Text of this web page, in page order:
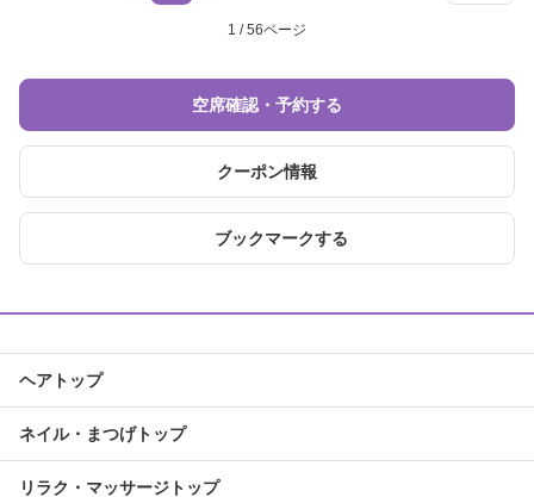
1 / 56ページ
空席確認・予約する
クーポン情報
ブックマークする
ヘアトップ
ネイル・まつげトップ
リラク・マッサージトップ